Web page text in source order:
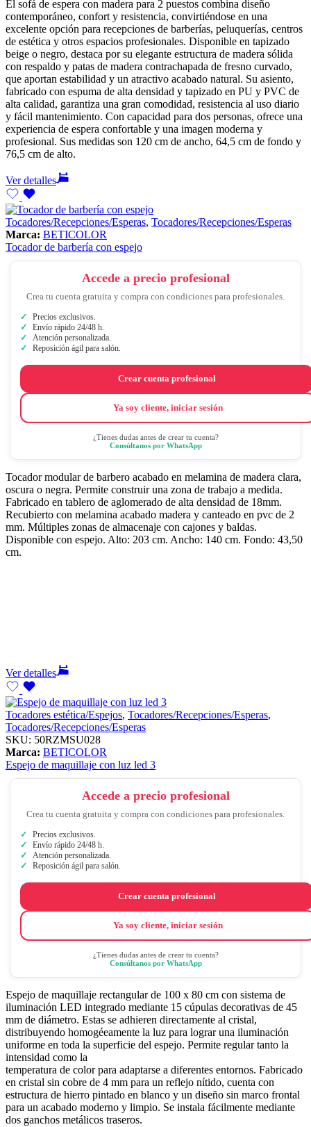
El sofá de espera con madera para 2 puestos combina diseño
contemporáneo, confort y resistencia, convirtiéndose en una
excelente opción para recepciones de barberías, peluquerías, centros
de estética y otros espacios profesionales. Disponible en tapizado
beige o negro, destaca por su elegante estructura de madera sólida
con respaldo y patas de madera contrachapada de fresno curvado,
que aportan estabilidad y un atractivo acabado natural. Su asiento,
fabricado con espuma de alta densidad y tapizado en PU y PVC de
alta calidad, garantiza una gran comodidad, resistencia al uso diario
y fácil mantenimiento. Con capacidad para dos personas, ofrece una
experiencia de espera confortable y una imagen moderna y
profesional. Sus medidas son 120 cm de ancho, 64,5 cm de fondo y
76,5 cm de alto.
Ver detalles
Tocadores/Recepciones/Esperas, Tocadores/Recepciones/Esperas
Marca: BETICOLOR
Tocador de barbería con espejo
Accede a precio profesional
Crea tu cuenta gratuita y compra con condiciones para profesionales.
Precios exclusivos.
Envío rápido 24/48 h.
Atención personalizada.
Reposición ágil para salón.
Crear cuenta profesional
Ya soy cliente, iniciar sesión
¿Tienes dudas antes de crear tu cuenta?
Consúltanos por WhatsApp
Tocador modular de barbero acabado en melamina de madera clara,
oscura o negra. Permite construir una zona de trabajo a medida.
Fabricado en tablero de aglomerado de alta densidad de 18mm.
Recubierto con melamina acabado madera y canteado en pvc de 2
mm. Múltiples zonas de almacenaje con cajones y baldas.
Disponible con espejo. Alto: 203 cm. Ancho: 140 cm. Fondo: 43,50
cm.
Ver detalles
Tocadores estética/Espejos, Tocadores/Recepciones/Esperas,
Tocadores/Recepciones/Esperas
SKU: 50RZMSU028
Marca: BETICOLOR
Espejo de maquillaje con luz led 3
Accede a precio profesional
Crea tu cuenta gratuita y compra con condiciones para profesionales.
Precios exclusivos.
Envío rápido 24/48 h.
Atención personalizada.
Reposición ágil para salón.
Crear cuenta profesional
Ya soy cliente, iniciar sesión
¿Tienes dudas antes de crear tu cuenta?
Consúltanos por WhatsApp
Espejo de maquillaje rectangular de 100 x 80 cm con sistema de
iluminación LED integrado mediante 15 cúpulas decorativas de 45
mm de diámetro. Estas se adhieren directamente al cristal,
distribuyendo homogéeamente la luz para lograr una iluminación
uniforme en toda la superficie del espejo. Permite regular tanto la
intensidad como la
temperatura de color para adaptarse a diferentes entornos. Fabricado
en cristal sin cobre de 4 mm para un reflejo nítido, cuenta con
estructura de hierro pintado en blanco y un diseño sin marco frontal
para un acabado moderno y limpio. Se instala fácilmente mediante
dos ganchos metálicos traseros.